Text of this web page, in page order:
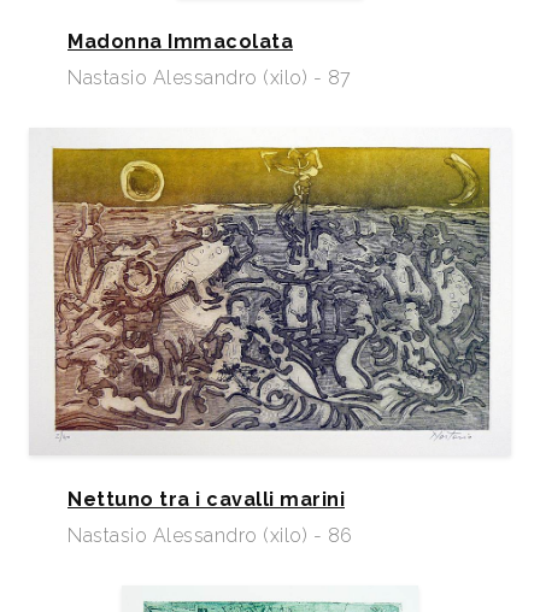
Madonna Immacolata
Nastasio Alessandro (xilo) - 87
Nettuno tra i cavalli marini
Nastasio Alessandro (xilo) - 86